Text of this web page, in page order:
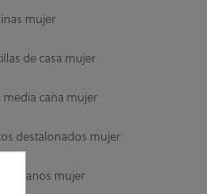
mujer
de casa mujer
media caña mujer
destalonados mujer
planos mujer